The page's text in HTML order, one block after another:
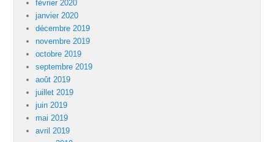
février 2020
janvier 2020
décembre 2019
novembre 2019
octobre 2019
septembre 2019
août 2019
juillet 2019
juin 2019
mai 2019
avril 2019